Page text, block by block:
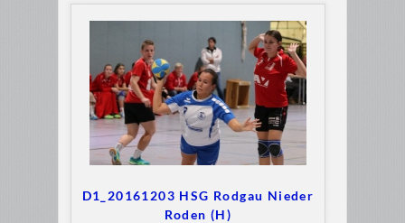
D1_20161203 HSG Rodgau Nieder
Roden (H)